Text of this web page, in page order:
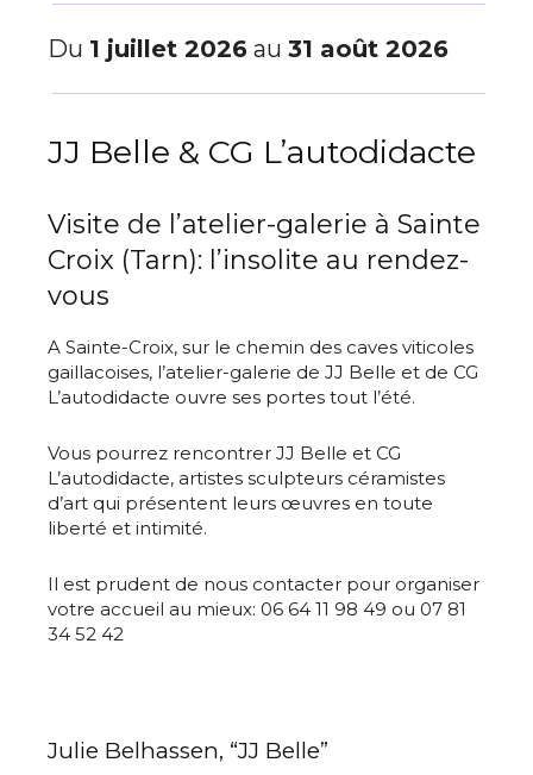
Du 1 juillet 2026 au 31 août 2026
JJ Belle & CG L’autodidacte
Visite de l’atelier-galerie à Sainte
Croix (Tarn): l’insolite au rendez-
vous
A Sainte-Croix, sur le chemin des caves viticoles
gaillacoises, l’atelier-galerie de JJ Belle et de CG
L’autodidacte ouvre ses portes tout l’été.
Vous pourrez rencontrer JJ Belle et CG
L’autodidacte, artistes sculpteurs céramistes
d’art qui présentent leurs œuvres en toute
liberté et intimité.
Il est prudent de nous contacter pour organiser
votre accueil au mieux: 06 64 11 98 49 ou 07 81
34 52 42
Julie Belhassen, “JJ Belle”